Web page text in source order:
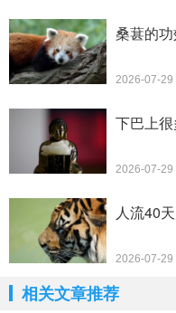
桑葚的
2026-07-29
下巴上
2026-07-29
人流40
2026-07-29
相关文章推荐